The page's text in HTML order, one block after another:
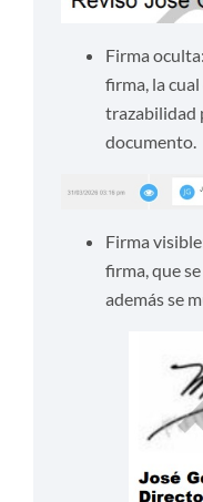
Firma
firma, la
trazabilidad
documento.
Firma
firma, que
además se